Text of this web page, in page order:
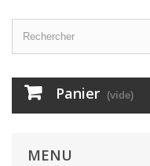
Panier (vide)
MENU